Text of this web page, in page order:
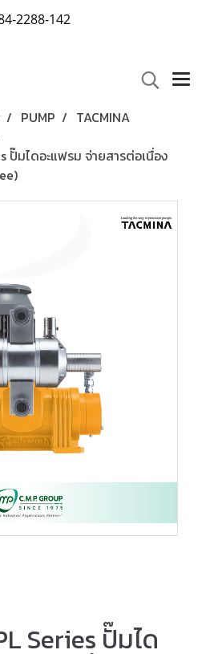
2288-142
PUMP
TACMINA
ปั๊มไดอะแฟรม จ่ายสารต่อเนื่อง
Series ปั๊มได